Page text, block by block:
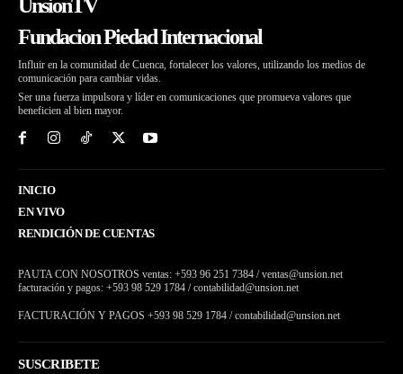
UnsionTV
Fundacion Piedad Internacional
Influir en la comunidad de Cuenca, fortalecer los valores, utilizando los medios de
comunicación para cambiar vidas.
Ser una fuerza impulsora y líder en comunicaciones que promueva valores que
beneficien al bien mayor.
INICIO
EN VIVO
RENDICIÓN DE CUENTAS
PAUTA CON NOSOTROS ventas: +593 96 251 7384 / ventas@unsion.net
facturación y pagos: +593 98 529 1784 / contabilidad@unsion.net
FACTURACIÓN Y PAGOS +593 98 529 1784 / contabilidad@unsion.net
SUSCRIBETE